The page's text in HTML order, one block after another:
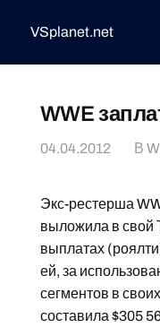
VSplanet.net
WWE
04.04.2012 В
Экс-рестерша
выложила в свой
выплатах
ей, за
сегментов в
составила $305